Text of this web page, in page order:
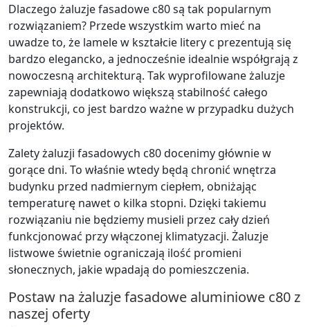
Dlaczego żaluzje fasadowe c80 są tak popularnym
rozwiązaniem? Przede wszystkim warto mieć na
uwadze to, że lamele w kształcie litery c prezentują się
bardzo elegancko, a jednocześnie idealnie współgrają z
nowoczesną architekturą. Tak wyprofilowane żaluzje
zapewniają dodatkowo większą stabilność całego
konstrukcji, co jest bardzo ważne w przypadku dużych
projektów.
Zalety żaluzji fasadowych c80 docenimy głównie w
gorące dni. To właśnie wtedy będą chronić wnętrza
budynku przed nadmiernym ciepłem, obniżając
temperaturę nawet o kilka stopni. Dzięki takiemu
rozwiązaniu nie będziemy musieli przez cały dzień
funkcjonować przy włączonej klimatyzacji. Żaluzje
listwowe świetnie ograniczają ilość promieni
słonecznych, jakie wpadają do pomieszczenia.
Postaw na żaluzje fasadowe aluminiowe c80 z
naszej oferty